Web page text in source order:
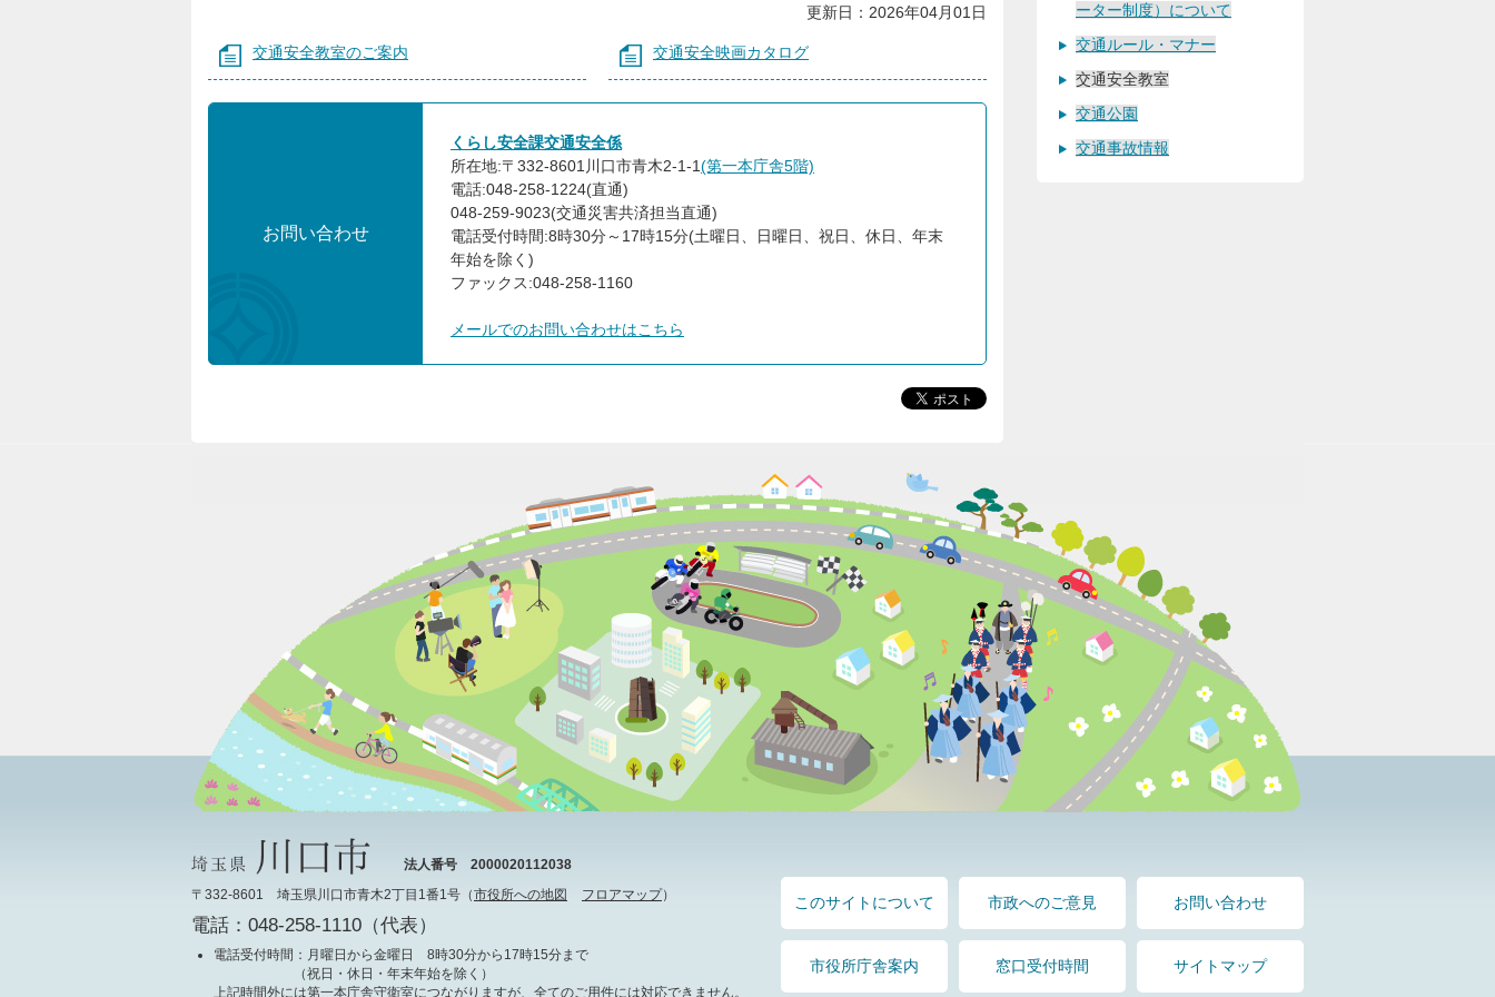
更新日：2026年04月01日
交通安全教室のご案内 交通安全映画カタログ
お問い合わせ
くらし安全課交通安全係
所在地:〒332-8601川口市青木2-1-1(第一本庁舎5階)
電話:048-258-1224(直通)
048-259-9023(交通災害共済担当直通)
電話受付時間:8時30分～17時15分(土曜日、日曜日、祝日、休日、年末
年始を除く)
ファックス:048-258-1160
メールでのお問い合わせはこちら
ーター制度）について
交通ルール・マナー
交通安全教室
交通公園
交通事故情報
法人番号 2000020112038
〒332-8601 埼玉県川口市青木2丁目1番1号（市役所への地図 フロアマップ）
電話：048-258-1110（代表）
電話受付時間 ：月曜日から金曜日 8時30分から17時15分まで
（祝日・休日・年末年始を除く）
上記時間外には第一本庁舎守衛室につながりますが、全てのご用件には対応できません。
このサイトについて 市政へのご意見 お問い合わせ
市役所庁舎案内 窓口受付時間 サイトマップ